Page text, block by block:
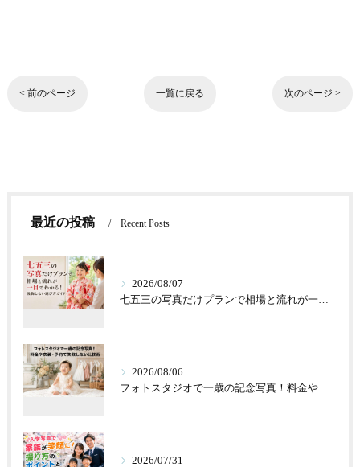
< 前のページ 一覧に戻る 次のページ >
最近の投稿 Recent Posts
2026/08/07
七五三の写真だけプランで相場と流れが一目でわかる！後悔しない選び方ガイド
2026/08/06
フォトスタジオで一歳の記念写真！料金や衣装・予約で失敗しない比較術
2026/07/31